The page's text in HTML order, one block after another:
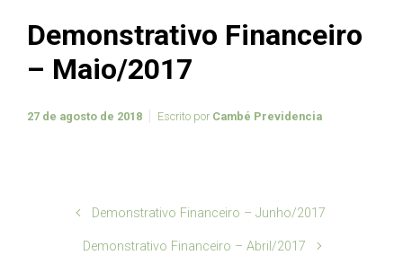
Demonstrativo Financeiro
– Maio/2017
27 de agosto de 2018 Escrito por Cambé Previdencia
Demonstrativo Financeiro – Junho/2017
Demonstrativo Financeiro – Abril/2017